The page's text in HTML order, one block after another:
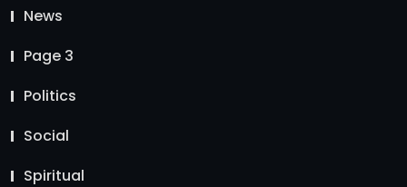
News
Page 3
Politics
Social
Spiritual